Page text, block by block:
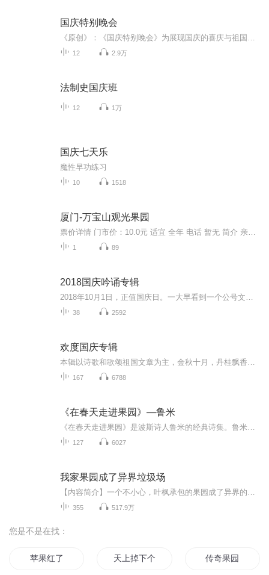
国庆特别晚会
12 2.9万
法制史国庆班
12 1万
国庆七天乐
魔性早功练习
10 1518
厦门-万宝山观光果园
1 89
2018国庆吟诵专辑
38 2592
欢度国庆专辑
167 6788
《在春天走进果园》—鲁米
127 6027
我家果园成了异界垃圾场
355 517.9万
您是不是在找：
苹果红了 天上掉下个苹果8 传奇果园